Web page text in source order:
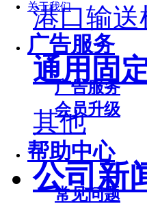
关于我们
广告服务
广告服务
会员升级
帮助中心
常见问题
港口输送
通用固
其他
公司新